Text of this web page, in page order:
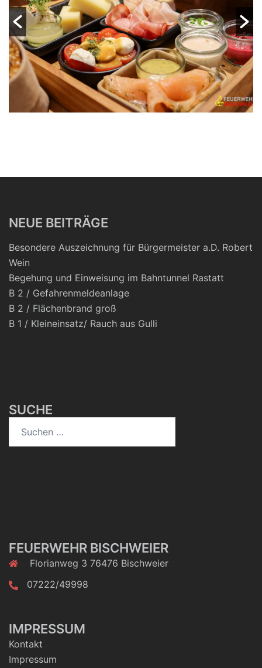
NEUE BEITRÄGE
Besondere Auszeichnung für Bürgermeister a.D. Robert
Wein
Begehung und Einweisung im Bahntunnel Rastatt
B 2 / Gefahrenmeldeanlage
B 2 / Flächenbrand groß
B 1 / Kleineinsatz/ Rauch aus Gulli
SUCHE
FEUERWEHR BISCHWEIER
Florianweg 3 76476 Bischweier
07222/49998
IMPRESSUM
Kontakt
Impressum